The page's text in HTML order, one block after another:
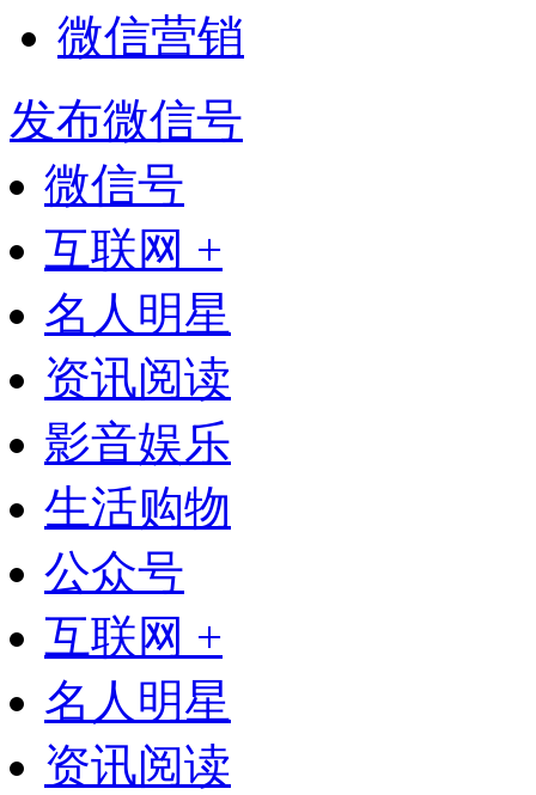
微信营销
发布微信号
微信号
互联网 +
名人明星
资讯阅读
影音娱乐
生活购物
公众号
互联网 +
名人明星
资讯阅读